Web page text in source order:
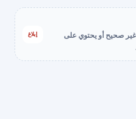
غير صحيح أو يحتوي على
إبلاغ